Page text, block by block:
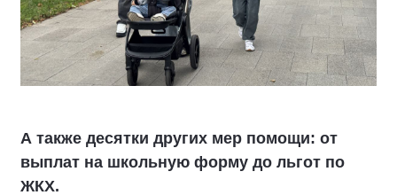
А также десятки других мер помощи: от
выплат на школьную форму до льгот по
ЖКХ.